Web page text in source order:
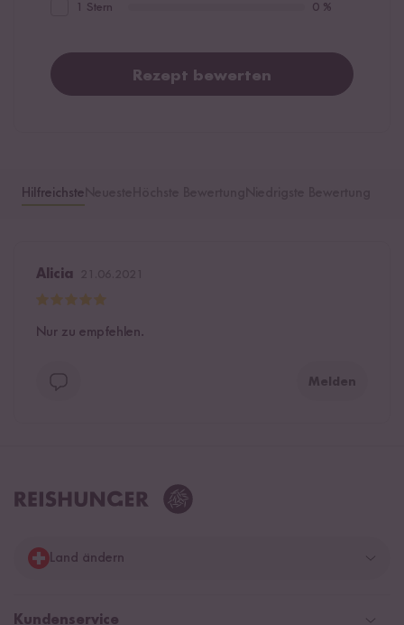
1 Stern 0 %
Rezept bewerten
Hilfreichste
Alicia
Nur zu empfehlen.
Melden
Land ändern
Deutschland
Kundenservice